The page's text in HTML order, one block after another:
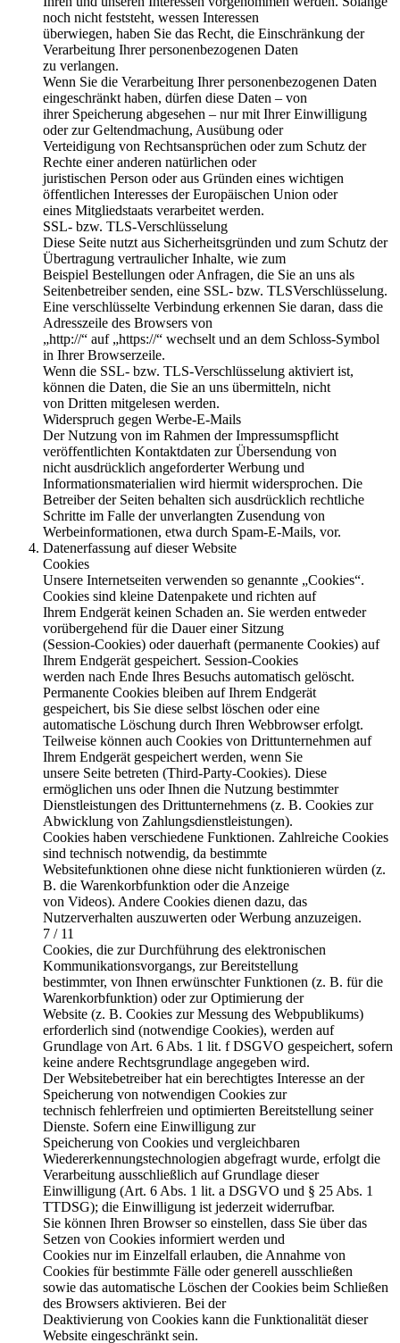
noch nicht feststeht, wessen Interessen
überwiegen, haben Sie das Recht, die Einschränkung der
Verarbeitung Ihrer personenbezogenen Daten
zu verlangen.
Wenn Sie die Verarbeitung Ihrer personenbezogenen Daten
eingeschränkt haben, dürfen diese Daten – von
ihrer Speicherung abgesehen – nur mit Ihrer Einwilligung
oder zur Geltendmachung, Ausübung oder
Verteidigung von Rechtsansprüchen oder zum Schutz der
Rechte einer anderen natürlichen oder
juristischen Person oder aus Gründen eines wichtigen
öffentlichen Interesses der Europäischen Union oder
eines Mitgliedstaats verarbeitet werden.
SSL- bzw. TLS-Verschlüsselung
Diese Seite nutzt aus Sicherheitsgründen und zum Schutz der
Übertragung vertraulicher Inhalte, wie zum
Beispiel Bestellungen oder Anfragen, die Sie an uns als
Seitenbetreiber senden, eine SSL- bzw. TLSVerschlüsselung.
Eine verschlüsselte Verbindung erkennen Sie daran, dass die
Adresszeile des Browsers von
„http://“ auf „https://“ wechselt und an dem Schloss-Symbol
in Ihrer Browserzeile.
Wenn die SSL- bzw. TLS-Verschlüsselung aktiviert ist,
können die Daten, die Sie an uns übermitteln, nicht
von Dritten mitgelesen werden.
Widerspruch gegen Werbe-E-Mails
Der Nutzung von im Rahmen der Impressumspflicht
veröffentlichten Kontaktdaten zur Übersendung von
nicht ausdrücklich angeforderter Werbung und
Informationsmaterialien wird hiermit widersprochen. Die
Betreiber der Seiten behalten sich ausdrücklich rechtliche
Schritte im Falle der unverlangten Zusendung von
Werbeinformationen, etwa durch Spam-E-Mails, vor.
Datenerfassung auf dieser Website
Cookies
Unsere Internetseiten verwenden so genannte „Cookies“.
Cookies sind kleine Datenpakete und richten auf
Ihrem Endgerät keinen Schaden an. Sie werden entweder
vorübergehend für die Dauer einer Sitzung
(Session-Cookies) oder dauerhaft (permanente Cookies) auf
Ihrem Endgerät gespeichert. Session-Cookies
werden nach Ende Ihres Besuchs automatisch gelöscht.
Permanente Cookies bleiben auf Ihrem Endgerät
gespeichert, bis Sie diese selbst löschen oder eine
automatische Löschung durch Ihren Webbrowser erfolgt.
Teilweise können auch Cookies von Drittunternehmen auf
Ihrem Endgerät gespeichert werden, wenn Sie
unsere Seite betreten (Third-Party-Cookies). Diese
ermöglichen uns oder Ihnen die Nutzung bestimmter
Dienstleistungen des Drittunternehmens (z. B. Cookies zur
Abwicklung von Zahlungsdienstleistungen).
Cookies haben verschiedene Funktionen. Zahlreiche Cookies
sind technisch notwendig, da bestimmte
Websitefunktionen ohne diese nicht funktionieren würden (z.
B. die Warenkorbfunktion oder die Anzeige
von Videos). Andere Cookies dienen dazu, das
Nutzerverhalten auszuwerten oder Werbung anzuzeigen.
7 / 11
Cookies, die zur Durchführung des elektronischen
Kommunikationsvorgangs, zur Bereitstellung
bestimmter, von Ihnen erwünschter Funktionen (z. B. für die
Warenkorbfunktion) oder zur Optimierung der
Website (z. B. Cookies zur Messung des Webpublikums)
erforderlich sind (notwendige Cookies), werden auf
Grundlage von Art. 6 Abs. 1 lit. f DSGVO gespeichert, sofern
keine andere Rechtsgrundlage angegeben wird.
Der Websitebetreiber hat ein berechtigtes Interesse an der
Speicherung von notwendigen Cookies zur
technisch fehlerfreien und optimierten Bereitstellung seiner
Dienste. Sofern eine Einwilligung zur
Speicherung von Cookies und vergleichbaren
Wiedererkennungstechnologien abgefragt wurde, erfolgt die
Verarbeitung ausschließlich auf Grundlage dieser
Einwilligung (Art. 6 Abs. 1 lit. a DSGVO und § 25 Abs. 1
TTDSG); die Einwilligung ist jederzeit widerrufbar.
Sie können Ihren Browser so einstellen, dass Sie über das
Setzen von Cookies informiert werden und
Cookies nur im Einzelfall erlauben, die Annahme von
Cookies für bestimmte Fälle oder generell ausschließen
sowie das automatische Löschen der Cookies beim Schließen
des Browsers aktivieren. Bei der
Deaktivierung von Cookies kann die Funktionalität dieser
Website eingeschränkt sein.